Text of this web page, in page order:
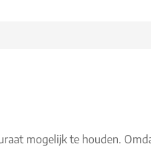
mogelijk te houden.